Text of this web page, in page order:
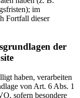
im
Fortfall dieser
der
haben, verarbeiten
von Art. 6 Abs. 1
sofern besondere